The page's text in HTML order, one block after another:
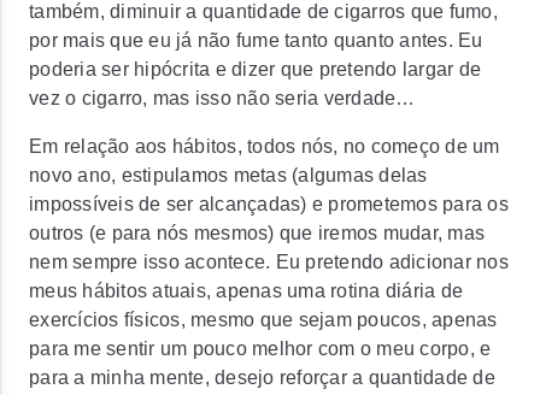
também, diminuir a quantidade de cigarros que fumo,
por mais que eu já não fume tanto quanto antes. Eu
poderia ser hipócrita e dizer que pretendo largar de
vez o cigarro, mas isso não seria verdade…
Em relação aos hábitos, todos nós, no começo de um
novo ano, estipulamos metas (algumas delas
impossíveis de ser alcançadas) e prometemos para os
outros (e para nós mesmos) que iremos mudar, mas
nem sempre isso acontece. Eu pretendo adicionar nos
meus hábitos atuais, apenas uma rotina diária de
exercícios físicos, mesmo que sejam poucos, apenas
para me sentir um pouco melhor com o meu corpo, e
para a minha mente, desejo reforçar a quantidade de